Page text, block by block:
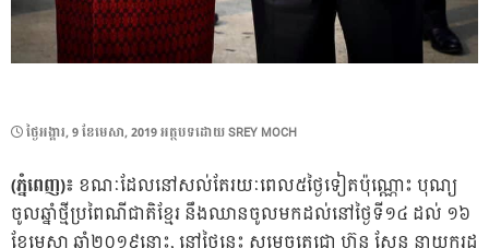
POSTED
ថ្ងៃ​អង្គារ, 9 ខែ​មេសា, 2019អត្ថបទដោយSREY MOCH
(ភ្នំពេញ)៖ ខណៈដែលនៅសល់តែរយៈពេល៥ថ្ងៃទៀតប៉ុណ្ណោះ បុណ្យ
ចូលឆ្នាំថ្មីប្រពៃណីជាតិខ្មែរ នឹងឈានចូលមកដល់នៅថ្ងៃទី១៤ ដល់ ១៦